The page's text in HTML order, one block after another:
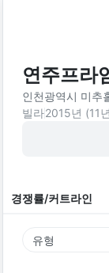
연주프라
인천광역시 미추
빌라2015년 (11
경쟁률/커트라인
유형